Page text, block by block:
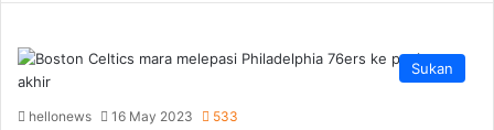
Sukan
hellonews 16 May 2023 533